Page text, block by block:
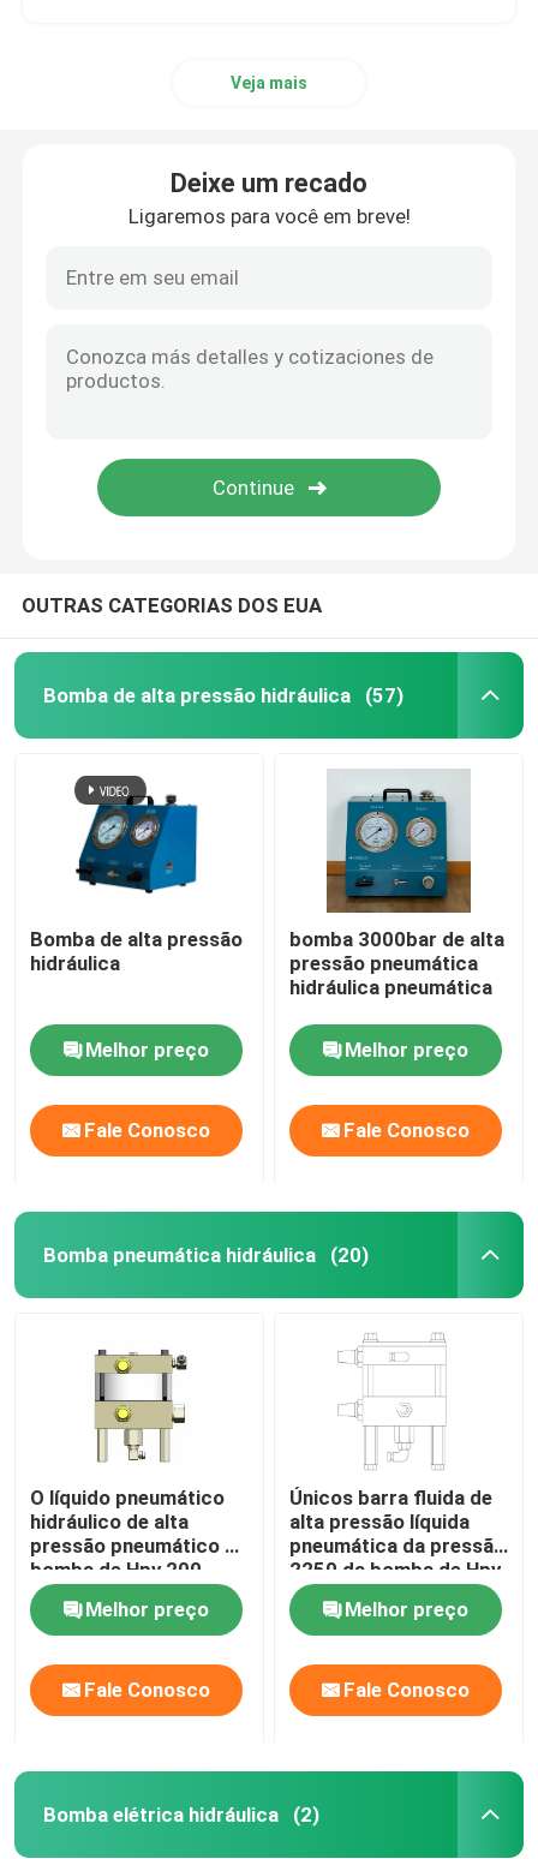
Para casa
Produtos
Vídeos
Veja mais
Deixe um recado
Ligaremos para você em breve!
OUTRAS CATEGORIAS DOS EUA
Bomba de alta pressão hidráulica (57)
Bomba de alta pressão
hidráulica
Melhor preço
Fale Conosco
bomba 3000bar de alta
pressão pneumática
hidráulica pneumática
Melhor preço
Fale Conosco
Bomba pneumática hidráulica (20)
O líquido pneumático
hidráulico de alta
pressão pneumático da
bomba de Hpv 200
bombeia a barra 1974
Melhor preço
Fale Conosco
Únicos barra fluida de
alta pressão líquida
pneumática da pressão
2250 da bomba de Hpv
150
Melhor preço
Fale Conosco
Bomba elétrica hidráulica (2)